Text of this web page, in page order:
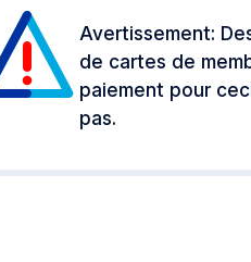
Avertissement:
de cartes de
paiement pour
pas.